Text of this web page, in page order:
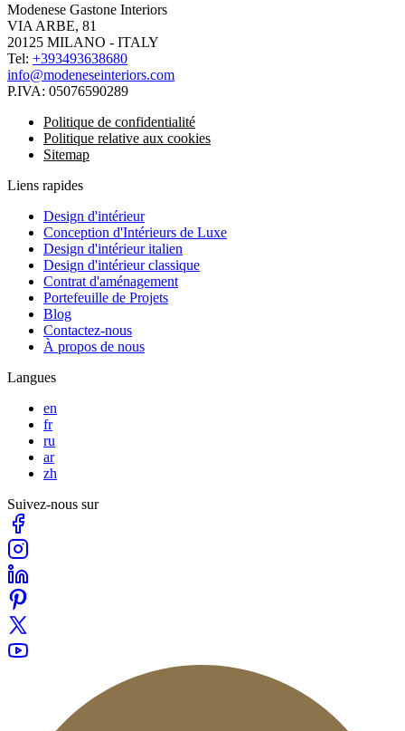
Modenese Gastone Interiors
VIA ARBE, 81
20125 MILANO - ITALY
Tel: +393493638680
info@modeneseinteriors.com
P.IVA: 05076590289
Politique de confidentialité
Politique relative aux cookies
Sitemap
Liens rapides
Design d'intérieur
Conception d'Intérieurs de Luxe
Design d'intérieur italien
Design d'intérieur classique
Contrat d'aménagement
Portefeuille de Projets
Blog
Contactez-nous
À propos de nous
Langues
en
fr
ru
ar
zh
Suivez-nous sur